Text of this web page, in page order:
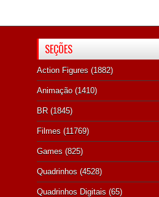
SEÇÕES
Action Figures (1882)
Animação (1410)
BR (1845)
Filmes (11769)
Games (825)
Quadrinhos (4528)
Quadrinhos Digitais (65)